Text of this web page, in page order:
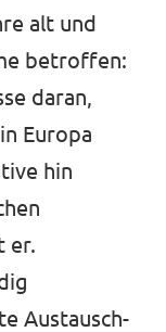
alt und
betroﬀen:
daran,
Europa
hin
er.
Austausch-